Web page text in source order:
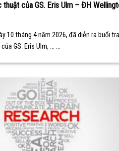
thuật của GS. Eris Ulm – ĐH
10 tháng 4 năm 2026, đã diễn ra buổi
GS. Eris Ulm, ... ...